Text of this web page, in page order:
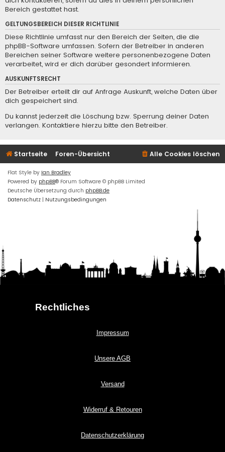
Bereich gestattet hast.
GELTUNGSBEREICH DIESER RICHTLINIE
Diese Richtlinie umfasst nur den Bereich der Seiten, die die
phpBB-Software umfassen. Sofern der Betreiber in anderen
Bereichen seiner Software weitere personenbezogene Daten
verarbeitet, wird er dich darüber gesondert informieren.
AUSKUNFTSRECHT
Der Betreiber erteilt dir auf Anfrage Auskunft, welche Daten über
dich gespeichert sind.
Du kannst jederzeit die Löschung bzw. Sperrung deiner Daten
verlangen. Kontaktiere hierzu bitte den Betreiber.
Startseite Foren-Übersicht Alle Cookies löschen
Flat Style by Ian Bradley
Powered by phpBB® Forum Software © phpBB Limited
Deutsche Übersetzung durch phpBB.de
Datenschutz | Nutzungsbedingungen
Rechtliches
Impressum
Unsere AGB
Versand
Widerruf & Retouren
Datenschutzerklärung